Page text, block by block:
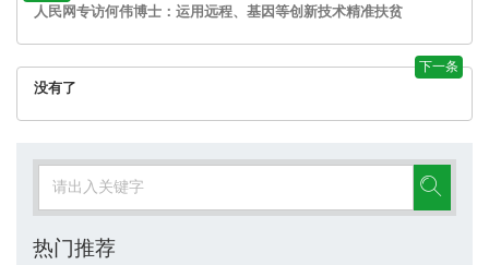
人民网专访何伟博士：运用远程、基因等创新技术精准扶贫
下一条
没有了
热门推荐